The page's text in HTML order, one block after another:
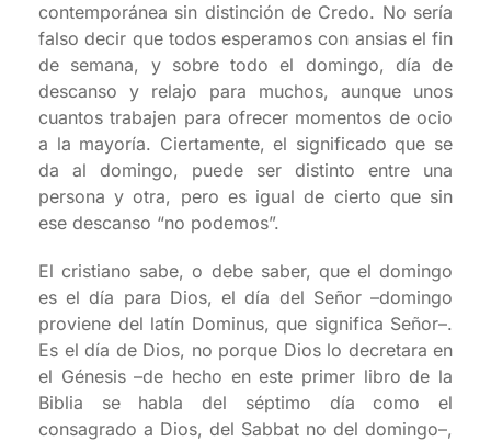
contemporánea sin distinción de Credo. No sería
falso decir que todos esperamos con ansias el fin
de semana, y sobre todo el domingo, día de
descanso y relajo para muchos, aunque unos
cuantos trabajen para ofrecer momentos de ocio
a la mayoría. Ciertamente, el significado que se
da al domingo, puede ser distinto entre una
persona y otra, pero es igual de cierto que sin
ese descanso “no podemos”.
El cristiano sabe, o debe saber, que el domingo
es el día para Dios, el día del Señor –domingo
proviene del latín Dominus, que significa Señor–.
Es el día de Dios, no porque Dios lo decretara en
el Génesis –de hecho en este primer libro de la
Biblia se habla del séptimo día como el
consagrado a Dios, del Sabbat no del domingo–,